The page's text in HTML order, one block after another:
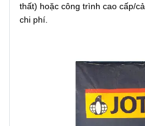
thất) hoặc công trình cao cấp/
chi phí.